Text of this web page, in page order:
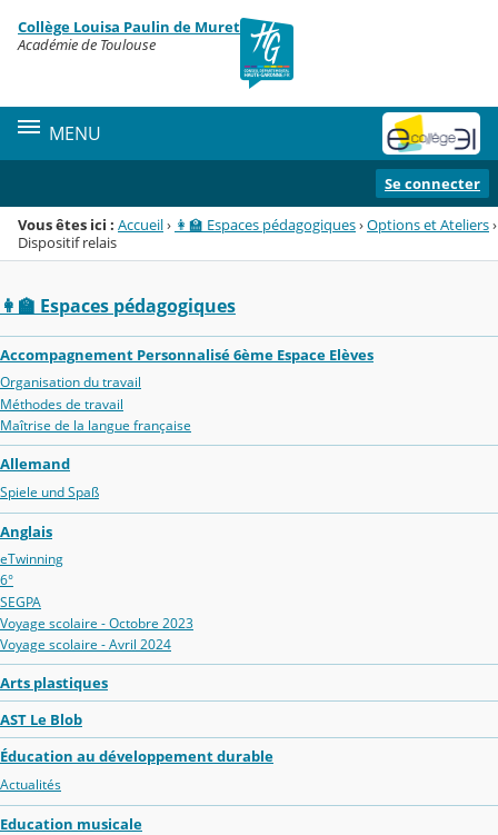
Menu de la rubrique
Contenu
Collège Louisa Paulin de Muret
Académie de Toulouse
MENU
Se connecter
Vous êtes ici : Accueil› 👩‍🏫 Espaces pédagogiques›Options et Ateliers›
Dispositif relais
👩‍🏫 Espaces pédagogiques
Accompagnement Personnalisé 6ème Espace Elèves
Organisation du travail
Méthodes de travail
Maîtrise de la langue française
Allemand
Spiele und Spaß
Anglais
eTwinning
6°
SEGPA
Voyage scolaire - Octobre 2023
Voyage scolaire - Avril 2024
Arts plastiques
AST Le Blob
Éducation au développement durable
Actualités
Education musicale